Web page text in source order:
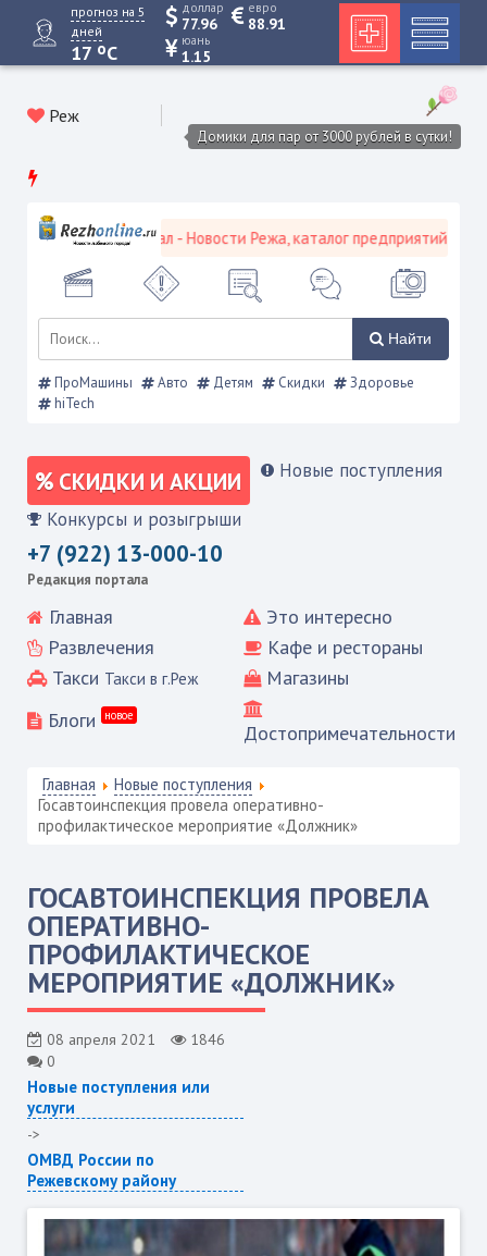
прогноз на 5
дней
17 oC
доллар
77.96
евро
88.91
юань
1.15
Реж
Домики для пар от 3000 рублей в сутки!
портал - Новости Режа, каталог предприятий,
Найти
ПроМашины Авто Детям Скидки
Здоровье
hiTech
СКИДКИ И АКЦИИ Новые поступления
Конкурсы и розыгрыши
+7 (922) 13-000-10
Редакция портала
Главная
Это интересно
Развлечения
Кафе и рестораны
Такси Такси в г.Реж
Магазины
Блоги
новое
Достопримечательности
Главная
Новые поступления
Госавтоинспекция провела оперативно-
профилактическое мероприятие «Должник»
ГОСАВТОИНСПЕКЦИЯ ПРОВЕЛА
ОПЕРАТИВНО-
ПРОФИЛАКТИЧЕСКОЕ
МЕРОПРИЯТИЕ «ДОЛЖНИК»
08 апреля 2021
1846
0
Новые поступления или
услуги
->
ОМВД России по
Режевскому району